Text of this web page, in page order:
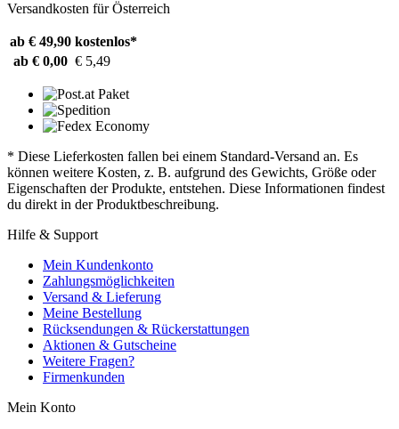
Versandkosten für Österreich
ab € 49,90 kostenlos*
ab € 0,00 € 5,49
* Diese Lieferkosten fallen bei einem Standard-Versand an. Es
können weitere Kosten, z. B. aufgrund des Gewichts, Größe oder
Eigenschaften der Produkte, entstehen. Diese Informationen findest
du direkt in der Produktbeschreibung.
Hilfe & Support
Mein Kundenkonto
Zahlungsmöglichkeiten
Versand & Lieferung
Meine Bestellung
Rücksendungen & Rückerstattungen
Aktionen & Gutscheine
Weitere Fragen?
Firmenkunden
Mein Konto